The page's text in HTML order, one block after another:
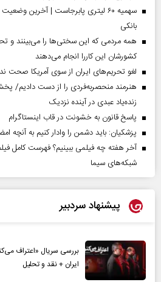
سهمیه ۶۰ لیتری پابرجاست | آخرین
بانکی
همه مردمی که این سختی‌ها را می‌بینند و
کشورشان این کاررا انجام می‌دهند
لغو تحریم‌های ایران از سوی آمریکا صحت
زنده‌یاد عبدی در آینده نزدیک
پاسخ قانون به خشونت در قاب اینستاگرام
پزشکیان: باید دشمن را وادار کنیم به آنچه
آخر هفته چه فیلمی ببینیم؟ فهرست کامل
شبکه‌های سیما
پیشنهاد سردبیر
بررسی سریال «اعتراف
ایران + نقد و تحلیل